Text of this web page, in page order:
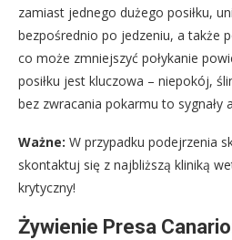
zamiast jednego dużego posiłku,
bezpośrednio po jedzeniu, a także
co może zmniejszyć połykanie
posiłku jest kluczowa – niepokój,
bez zwracania pokarmu to sygnały
Ważne: W przypadku podejrzenia
skontaktuj się z najbliższą kliniką
krytyczny!
Żywienie Presa